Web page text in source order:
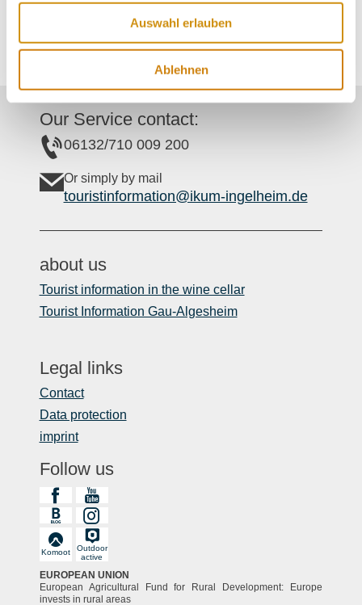
Auswahl erlauben
Ablehnen
Our Service contact:
06132/710 009 200
Or simply by mail
touristinformation@ikum-ingelheim.de
about us
Tourist information in the wine cellar
Tourist Information Gau-Algesheim
Legal links
Contact
Data protection
imprint
Follow us
Komoot
Outdoor
active
EUROPEAN UNION
European Agricultural Fund for Rural Development: Europe
invests in rural areas